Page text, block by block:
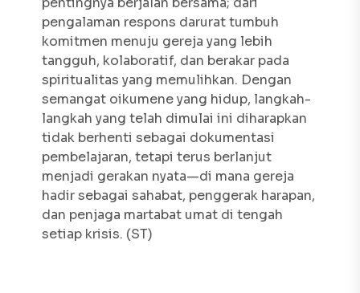
pengalaman respons darurat tumbuh
komitmen menuju gereja yang lebih
tangguh, kolaboratif, dan berakar pada
spiritualitas yang memulihkan. Dengan
semangat oikumene yang hidup, langkah-
langkah yang telah dimulai ini diharapkan
tidak berhenti sebagai dokumentasi
pembelajaran, tetapi terus berlanjut
menjadi gerakan nyata—di mana gereja
hadir sebagai sahabat, penggerak harapan,
dan penjaga martabat umat di tengah
setiap krisis. (ST)